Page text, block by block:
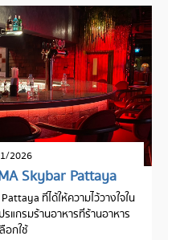
2026
Skybar Pattaya
ที่ได้ให้ความไว้วางใจใน
แกรมร้านอาหารที่ร้านอาหาร
อกใช้